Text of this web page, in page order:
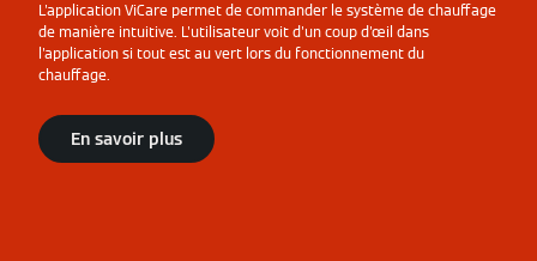
L'application ViCare permet de commander le système de chauffage
de manière intuitive. L'utilisateur voit d'un coup d'œil dans
l'application si tout est au vert lors du fonctionnement du
chauffage.
En savoir plus